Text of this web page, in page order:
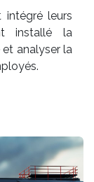
intégré leurs
installé la
analyser la